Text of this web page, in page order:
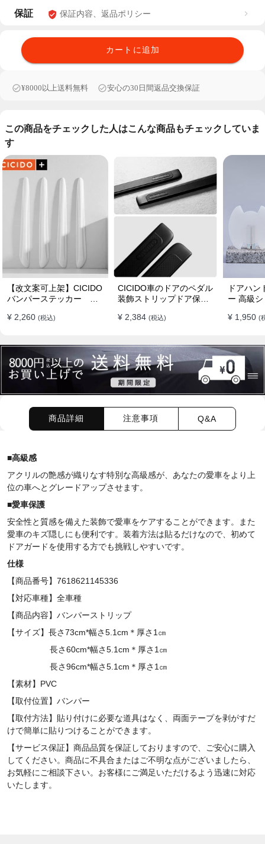
保証 保証内容、返品ポリシー
カートに追加
¥8000以上送料無料 安心の30日間返品交換保証
この商品をチェックした人はこんな商品もチェックしていま
す
【改文案可上架】CICIDO
バンパーステッカー ド
テクター 耐スクラッチ シ
¥ 2,260 (税込)
CICIDO車のドアのペダル
装飾ストリップドア保護
¥ 2,384 (税込)
ドアハン
ー 高級
止 全車種
¥ 1,950 (
商品詳細 注意事項 Q&A
■高級感
アクリルの艶感が織りなす特別な高級感が、あなたの愛車をより上
位の車へとグレードアップさせます。
■愛車保護
安全性と質感を備えた装飾で愛車をケアすることができます。
また
愛車のキズ隠しにも便利です。 装着方法は貼るだけなので、初めて
ドアガードを使用する方でも挑戦しやすいです。
仕様
【商品番号】7618621145336
【対応車種】全車種
【商品内容】バンパーストリップ
【サイズ】長さ73cm*幅さ5.1cm＊厚さ1㎝
長さ60cm*幅さ5.1cm＊厚さ1㎝
長さ96cm*幅さ5.1cm＊厚さ1㎝
【素材】 PVC
【取付位置】 バンパー
【取付方法】貼り付けに必要な道具はなく、両面テープを剥がすだ
けで簡単に貼りつけることができます。
【サービス保証】商品品質を保証しておりますので、ご安心に購入
してください。商品に不具合またはご不明な点がございましたら、
お気軽にご相談下さい。お客様にご満足いただけるよう迅速に対応
いたします。